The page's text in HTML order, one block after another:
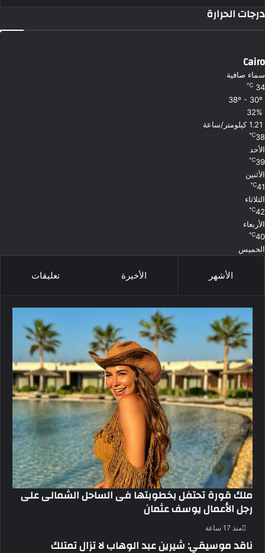
درجات الحرارة
Cairo
سماء صافية
34
℃
32%
1.21 كيلومتر/ساعة
38
℃
الأحد
39
℃
الأثنين
41
℃
الثلاثاء
42
℃
الأربعاء
40
℃
الخميس
الأشهر الأخيرة تعليقات
ملك قورة تحتفل بخطوبتها فى الساحل الشمالى على
رجل الأعمال يوسف عثمان
منذ 17 ساعة
ناقد موسيقي: شيرين عبد الوهاب لا تزال تمتلك